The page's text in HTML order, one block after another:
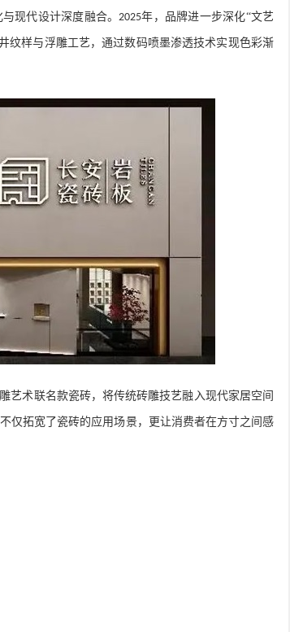
现代设计深度融合。2025年，品牌进一步深化“文艺
纹样与浮雕工艺，通过数码喷墨渗透技术实现色彩渐
艺术联名款瓷砖，将传统砖雕技艺融入现代家居空间
仅拓宽了瓷砖的应用场景，更让消费者在方寸之间感